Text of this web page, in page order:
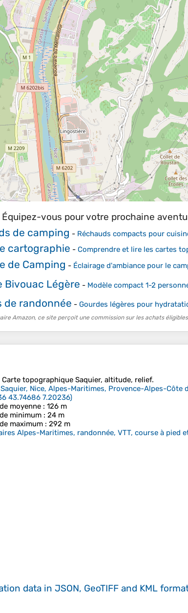
Équipez-vous pour votre prochaine
de camping - Réchauds compacts pour
cartographie - Comprendre et lire les cartes
de Camping - Éclairage d'ambiance pour le
Bivouac Légère - Modèle compact 1-2
de randonnée - Gourdes légères pour
Amazon, ce site perçoit une commission sur les achats
Carte topographique Saquier, altitude, relief.
Saquier, Nice, Alpes-Maritimes, Provence-Alpes-Côte
43.74686 7.20236)
moyenne : 126 m
minimum : 24 m
maximum : 292 m
Alpes-Maritimes, randonnée, VTT, course à pied
data in JSON, GeoTIFF and KML